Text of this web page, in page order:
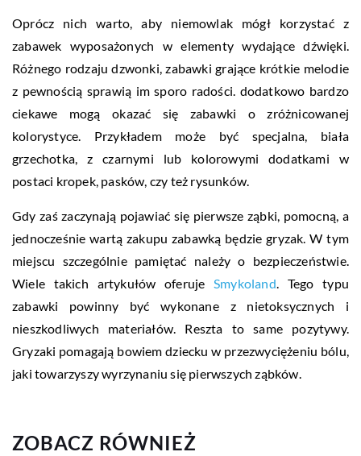
Oprócz nich warto, aby niemowlak mógł korzystać z
zabawek wyposażonych w elementy wydające dźwięki.
Różnego rodzaju dzwonki, zabawki grające krótkie melodie
z pewnością sprawią im sporo radości. dodatkowo bardzo
ciekawe mogą okazać się zabawki o zróżnicowanej
kolorystyce. Przykładem może być specjalna, biała
grzechotka, z czarnymi lub kolorowymi dodatkami w
postaci kropek, pasków, czy też rysunków.
Gdy zaś zaczynają pojawiać się pierwsze ząbki, pomocną, a
jednocześnie wartą zakupu zabawką będzie gryzak. W tym
miejscu szczególnie pamiętać należy o bezpieczeństwie.
Wiele takich artykułów oferujeSmykoland. Tego typu
zabawki powinny być wykonane z nietoksycznych i
nieszkodliwych materiałów. Reszta to same pozytywy.
Gryzaki pomagają bowiem dziecku w przezwyciężeniu bólu,
jaki towarzyszy wyrzynaniu się pierwszych ząbków.
ZOBACZ RÓWNIEŻ